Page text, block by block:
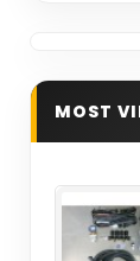
MOST